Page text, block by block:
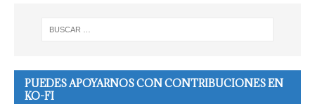
PUEDES APOYARNOS CON CONTRIBUCIONES EN
KO-FI